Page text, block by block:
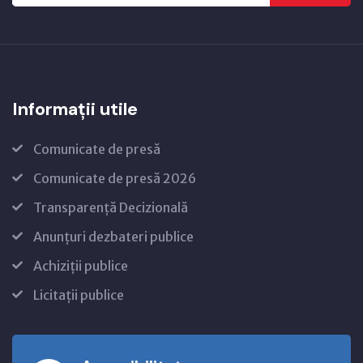
Informații utile
Comunicate de presă
Comunicate de presă 2026
Transparență Decizională
Anunțuri dezbateri publice
Achiziții publice
Licitații publice